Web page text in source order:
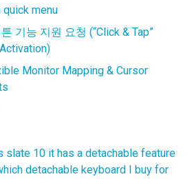
menu
기능 지원 요청 (“Click & Tap”
Monitor Mapping & Cursor
slate 10 it has a detachable feature
detachable keyboard I buy for